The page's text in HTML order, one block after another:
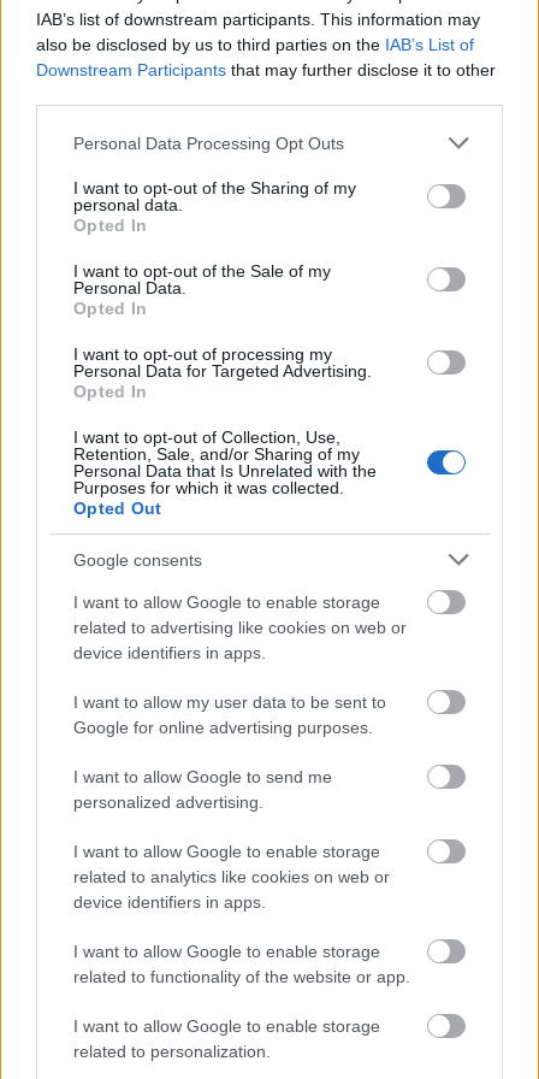
IAB’s list of downstream participants. This information may
also be disclosed by us to third parties on the IAB’s List of
Downstream Participants that may further disclose it to other
Please note that this website/app uses one or more Google
not limited to your visit or usage behaviour. You may click to
grant or deny consent to Google and its third-party tags to
use your data for below specified purposes in below Google
consent section.
Personal Data Processing Opt Outs
I want to opt-out of the Sharing of my
personal data.
Opted In
I want to opt-out of the Sale of my
Personal Data.
Opted In
I want to opt-out of processing my
Personal Data for Targeted Advertising.
Opted In
I want to opt-out of Collection, Use,
Retention, Sale, and/or Sharing of my
Personal Data that Is Unrelated with the
Purposes for which it was collected.
Opted Out
Google consents
I want to allow Google to enable storage
related to advertising like cookies on web or
device identifiers in apps.
I want to allow my user data to be sent to
Google for online advertising purposes.
I want to allow Google to send me
personalized advertising.
I want to allow Google to enable storage
related to analytics like cookies on web or
device identifiers in apps.
I want to allow Google to enable storage
related to functionality of the website or app.
I want to allow Google to enable storage
related to personalization.
Kevesebb fényt!
Országos hírek
Kecskeméten is szakirányú továbbképzésekkel erősít a
MAGYAR ÉPÍTŐK